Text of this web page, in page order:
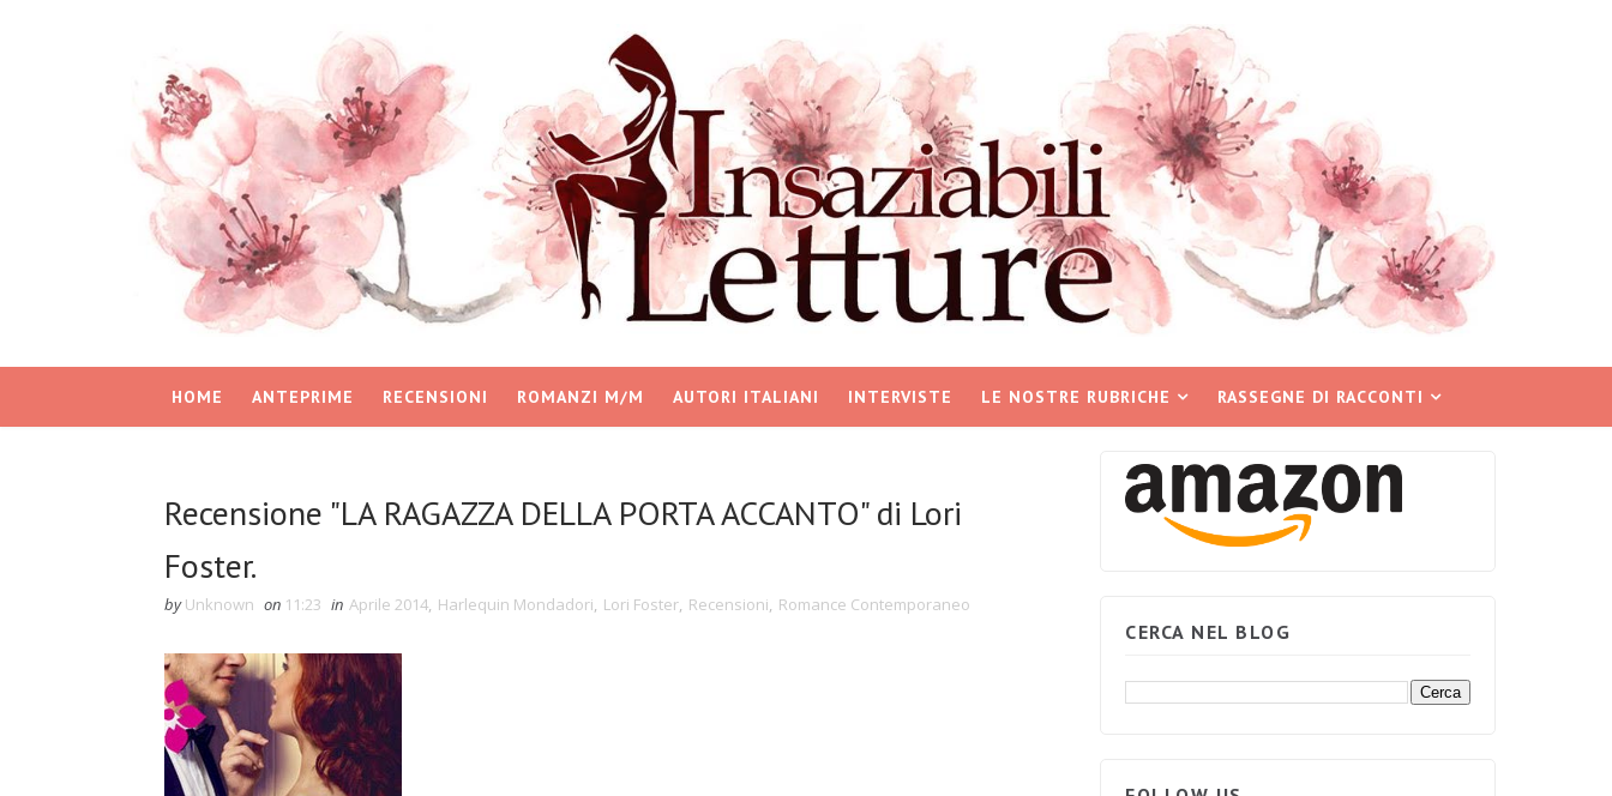
HOME ANTEPRIME RECENSIONI ROMANZI M/M AUTORI ITALIANI INTERVISTE LE NOSTRE RUBRICHE RASSEGNE DI RACCONTI
Recensione "LA RAGAZZA DELLA PORTA ACCANTO" di Lori
Foster.
by Unknown on 11:23 in Aprile 2014, Harlequin Mondadori, Lori Foster, Recensioni, Romance Contemporaneo
CERCA NEL BLOG